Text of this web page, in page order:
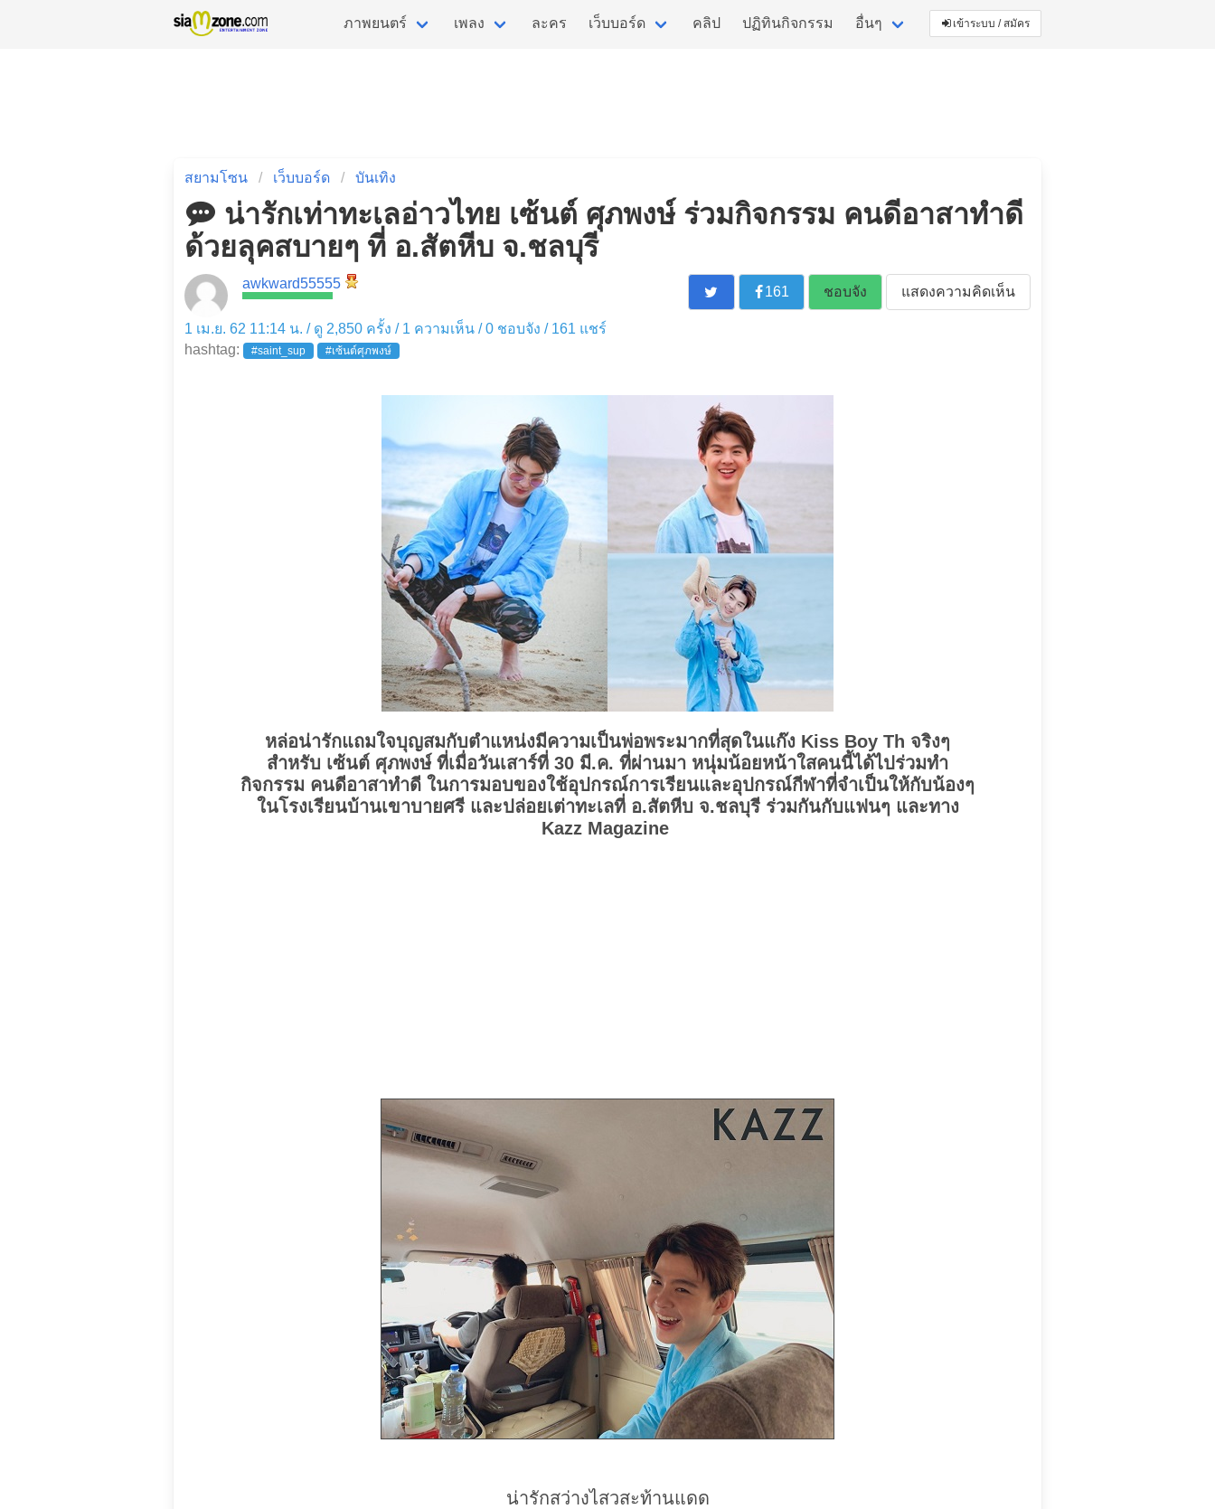
ภาพยนตร์ เพลง ละคร เว็บบอร์ด คลิป ปฏิทินกิจกรรม อื่นๆ เข้าระบบ / สมัคร
สยามโซน เว็บบอร์ด บันเทิง
น่ารักเท่าทะเลอ่าวไทย เซ้นต์ ศุภพงษ์ ร่วมกิจกรรม คนดีอาสาทำดี
ด้วยลุคสบายๆ ที่ อ.สัตหีบ จ.ชลบุรี
awkward55555
161 ชอบจัง แสดงความคิดเห็น
1 เม.ย. 62 11:14 น. / ดู 2,850 ครั้ง / 1 ความเห็น /0 ชอบจัง / 161 แชร์
hashtag:
#saint_sup #เซ้นต์ศุภพงษ์
หล่อน่ารักแถมใจบุญสมกับตำแหน่งมีความเป็นพ่อพระมากที่สุดในแก๊ง Kiss Boy Th จริงๆ
สำหรับ เซ้นต์ ศุภพงษ์ ที่เมื่อวันเสาร์ที่ 30 มี.ค. ที่ผ่านมา หนุ่มน้อยหน้าใสคนนี้ได้ไปร่วมทำ
กิจกรรม คนดีอาสาทำดี ในการมอบของใช้อุปกรณ์การเรียนและอุปกรณ์กีฬาที่จำเป็นให้กับน้องๆ
ในโรงเรียนบ้านเขาบายศรี และปล่อยเต่าทะเลที่ อ.สัตหีบ จ.ชลบุรี ร่วมกันกับแฟนๆ และทาง
Kazz Magazine
น่ารักสว่างไสวสะท้านแดด